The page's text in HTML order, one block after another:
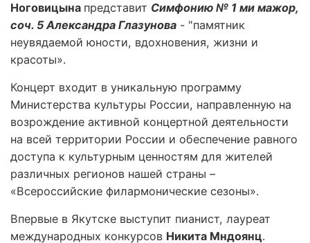
Ноговицына представит Симфонию № 1 ми мажор,
соч. 5 Александра Глазунова - "памятник
неувядаемой юности, вдохновения, жизни и
красоты».
Концерт входит в уникальную программу
Министерства культуры России, направленную на
возрождение активной концертной деятельности
на всей территории России и обеспечение равного
доступа к культурным ценностям для жителей
различных регионов нашей страны –
«Всероссийские филармонические сезоны».
Впервые в Якутске выступит пианист, лауреат
международных конкурсов Никита Мндоянц.